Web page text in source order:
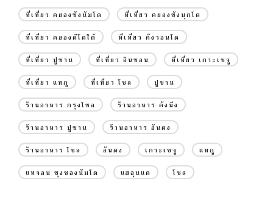
ที่เที่ยว คยองซังนัมโด ที่เที่ยว คยองซังบุกโด
ที่เที่ยว คยองดีโดใต้ ที่เที่ยว คังวอนโด
ที่เที่ยว ปูซาน ที่เที่ยว อินชอน ที่เที่ยว เกาะเชจู
ที่เที่ยว แทกู ที่เที่ยว โซล ปูซาน
ร้านอาหาร กรุงโซล ร้านอาหาร คังนึง
ร้านอาหาร ปูซาน ร้านอาหาร อันดง
ร้านอาหาร โซล อันดง เกาะเชจู แทกู
แทจอน ชุงชองนัมโด แฮอุนแด โซล